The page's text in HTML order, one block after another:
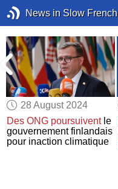
News in Slow French
28 August 2024
Des ONG poursuiventle
gouvernement finlandais
pour inaction climatique